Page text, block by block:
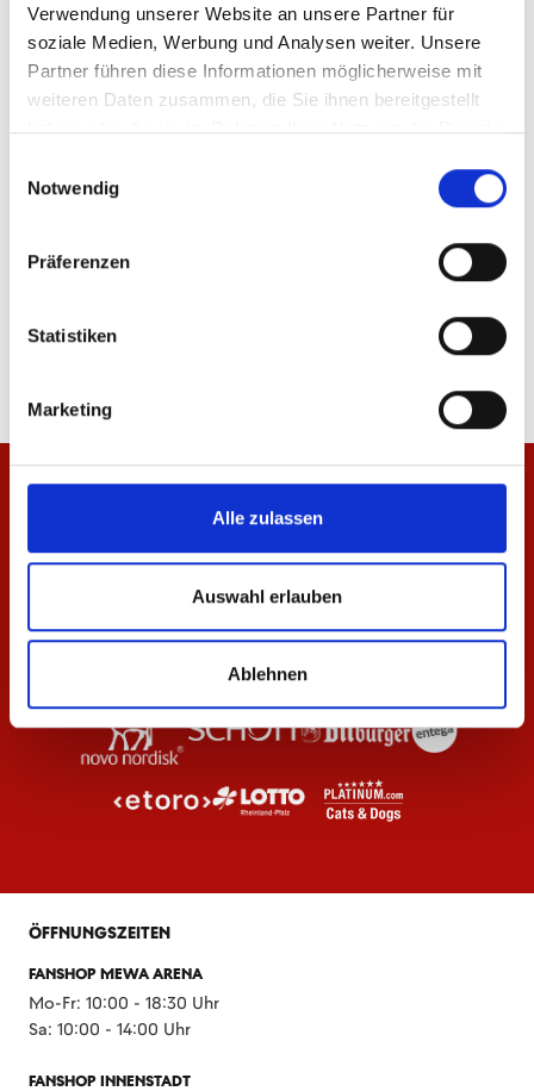
Verwendung unserer Website an unsere Partner für
soziale Medien, Werbung und Analysen weiter. Unsere
Partner führen diese Informationen möglicherweise mit
weiteren Daten zusammen, die Sie ihnen bereitgestellt
haben oder die sie im Rahmen Ihrer Nutzung der Dienste
Notwendig
Präferenzen
Statistiken
Marketing
Alle zulassen
Auswahl erlauben
Ablehnen
Produktdetails
ÄHNLICHE PRODUKTE
29,95 €
ÖFFNUNGSZEITEN
FANSHOP MEWA ARENA
Mo-Fr: 10:00 - 18:30 Uhr
Sa: 10:00 - 14:00 Uhr
FANSHOP INNENSTADT